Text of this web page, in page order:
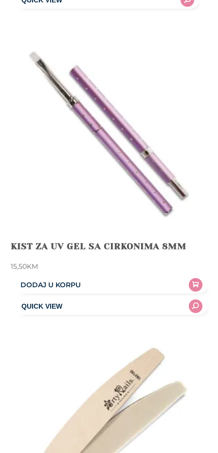
KIST ZA UV GEL SA CIRKONIMA 8MM
15,50KM
DODAJ U KORPU